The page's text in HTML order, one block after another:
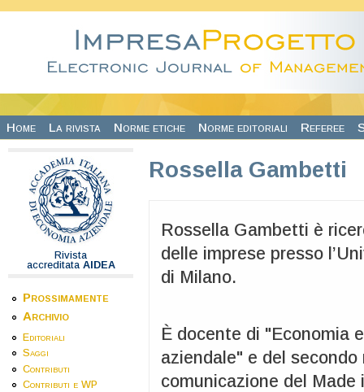
Home La rivista Norme etiche Norme editoriali Referee
Rivista
accreditata AIDEA
Prossimamente
Archivio
Editoriali
Saggi
Contributi
Contributi e WP
Rossella Gambetti
Rossella Gambetti è
delle imprese presso
di Milano.
È docente di "Economia
aziendale" e del
comunicazione del